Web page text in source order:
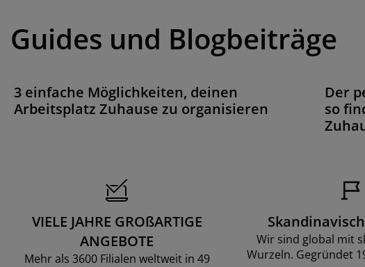
Guides und Blogbeiträge
3 einfache Möglichkeiten, deinen
Arbeitsplatz Zuhause zu organisieren
Der
so
VIELE JAHRE GROßARTIGE
ANGEBOTE
Mehr als 3600 Filialen weltweit in 49
Wir sind global mit
Wurzeln. Gegründet